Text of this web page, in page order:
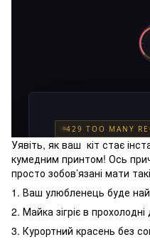
Уявіть, як ваш кіт стає
кумедним принтом! Ось
просто зобов’язані мати
1. Ваш улюбленець буде
2. Майка зігріє в
3. Курортний красень без